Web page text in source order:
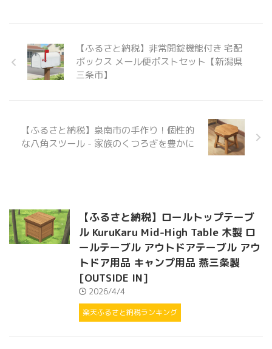
【ふるさと納税】非常開錠機能付き 宅配
ボックス メール便ポストセット【新潟県
三条市】
【ふるさと納税】泉南市の手作り！個性的
な八角スツール - 家族のくつろぎを豊かに
【ふるさと納税】ロールトップテーブ
ル KuruKaru Mid-High Table 木製 ロ
ールテーブル アウトドアテーブル アウ
トドア用品 キャンプ用品 燕三条製
[OUTSIDE IN]
2026/4/4
楽天ふるさと納税ランキング